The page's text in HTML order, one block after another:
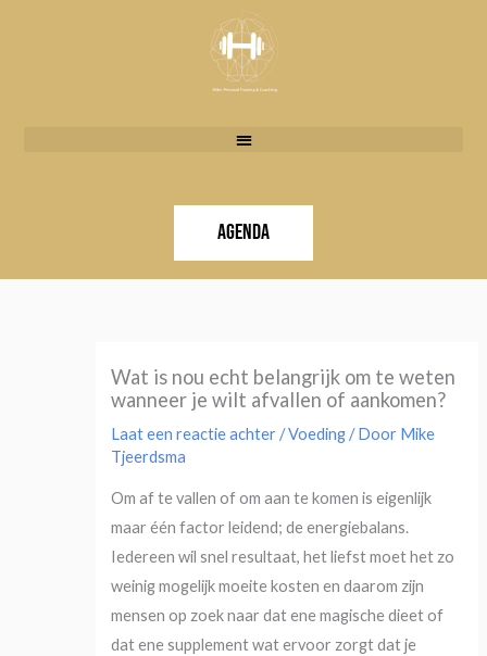
Agenda
Wat is nou echt belangrijk om te weten
wanneer je wilt afvallen of aankomen?
Laat een reactie achter /Voeding/ Door Mike
Tjeerdsma
Om af te vallen of om aan te komen is eigenlijk
maar één factor leidend; de energiebalans.
Iedereen wil snel resultaat, het liefst moet het zo
weinig mogelijk moeite kosten en daarom zijn
mensen op zoek naar dat ene magische dieet of
dat ene supplement wat ervoor zorgt dat je